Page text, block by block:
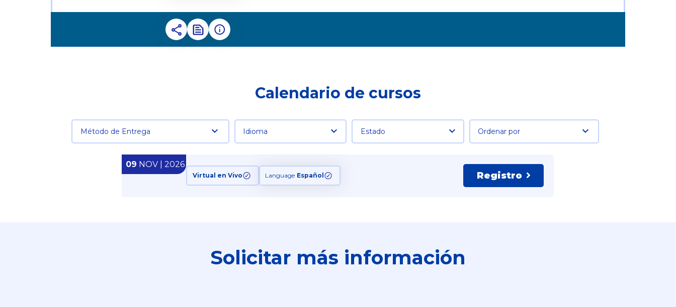
Calendario de cursos
Método de Entrega Idioma Estado Ordenar por
09 NOV | 2026
Virtual en Vivo Language Español Registro
Solicitar más información